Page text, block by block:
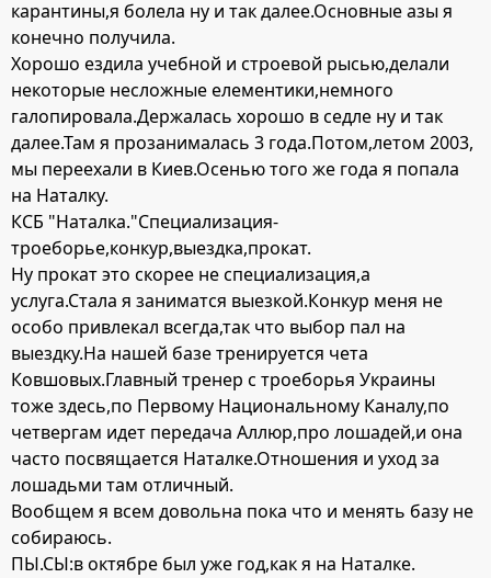
карантины,я болела ну и так далее.Основные азы я
конечно получила.
Хорошо ездила учебной и строевой рысью,делали
некоторые несложные елементики,немного
галопировала.Держалась хорошо в седле ну и так
далее.Там я прозанималась 3 года.Потом,летом 2003,
мы переехали в Киев.Осенью того же года я попала
на Наталку.
КСБ "Наталка."Специализация-
троеборье,конкур,выездка,прокат.
Ну прокат это скорее не специализация,а
услуга.Стала я заниматся выезкой.Конкур меня не
особо привлекал всегда,так что выбор пал на
выездку.На нашей базе тренируется чета
Ковшовых.Главный тренер с троеборья Украины
тоже здесь,по Первому Национальному Каналу,по
четвергам идет передача Аллюр,про лошадей,и она
часто посвящается Наталке.Отношения и уход за
лошадьми там отличный.
Вообщем я всем довольна пока что и менять базу не
собираюсь.
ПЫ.СЫ:в октябре был уже год,как я на Наталке.